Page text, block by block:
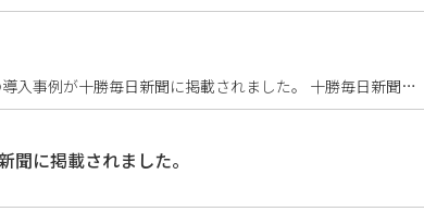
豊頃町様における「北海道自治体クラウドサービス」の導入事例が十勝毎日新聞に掲載されました。 十勝毎日新聞記事 (PDF 137KB)
に掲載されました。